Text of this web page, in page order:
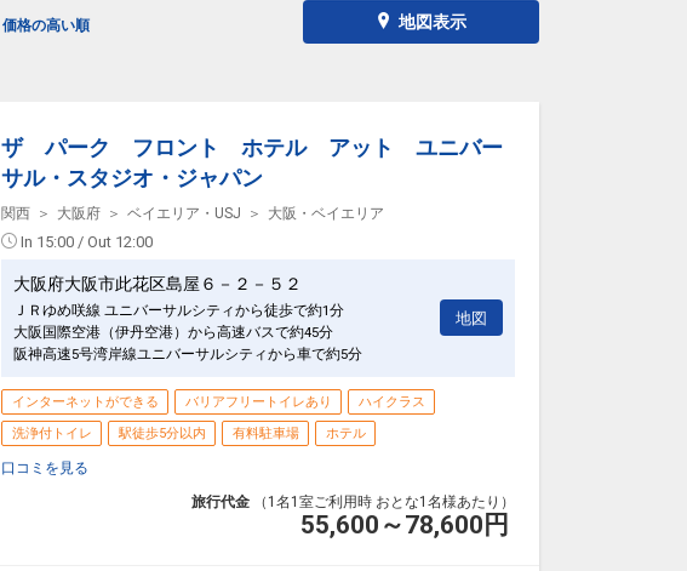
地図表示
価格の高い順
ザ パーク フロント ホテル アット ユニバー
サル・スタジオ・ジャパン
関西 大阪府 ベイエリア・USJ 大阪・ベイエリア
In 15:00 / Out 12:00
大阪府大阪市此花区島屋６－２－５２
ＪＲゆめ咲線 ユニバーサルシティから徒歩で約1分
大阪国際空港（伊丹空港）から高速バスで約45分
阪神高速5号湾岸線ユニバーサルシティから車で約5分
地図
インターネットができる バリアフリートイレあり
ハイクラス
洗浄付トイレ
駅徒歩5分以内 有料駐車場 ホテル
口コミを見る
旅行代金 （1名1室ご利用時 おとな1名様あたり）
55,600～78,600 円